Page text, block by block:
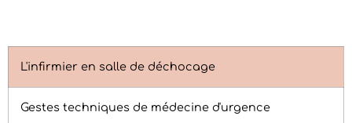
L'infirmier en salle de déchocage
Gestes techniques de médecine d'urgence